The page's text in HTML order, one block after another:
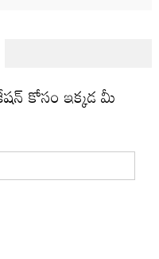
కోసం ఇక్కడ మీ